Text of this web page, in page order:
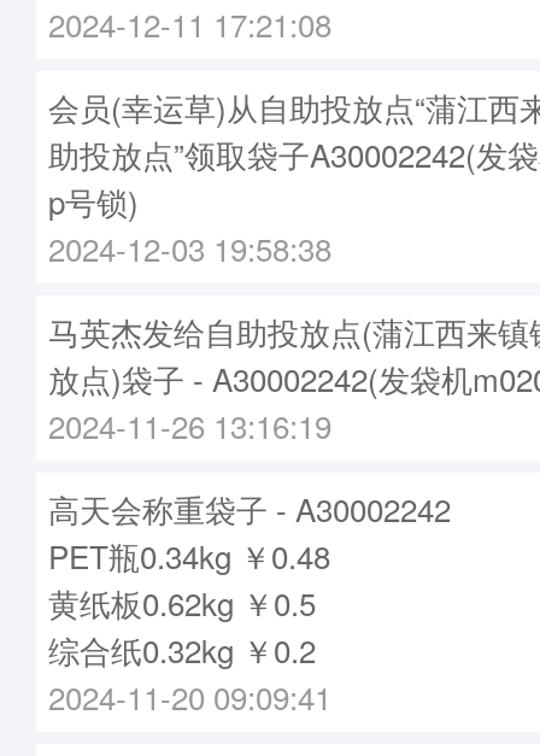
2024-12-11 17:21:08
会员(幸运草)从自助投放点“蒲江西
助投放点”领取袋子A30002242(发
p号锁)
2024-12-03 19:58:38
马英杰发给自助投放点(蒲江西来
放点)袋子 - A30002242(发袋机
2024-11-26 13:16:19
高天会称重袋子 - A30002242
PET瓶0.34kg ￥0.48
黄纸板0.62kg ￥0.5
综合纸0.32kg ￥0.2
2024-11-20 09:09:41